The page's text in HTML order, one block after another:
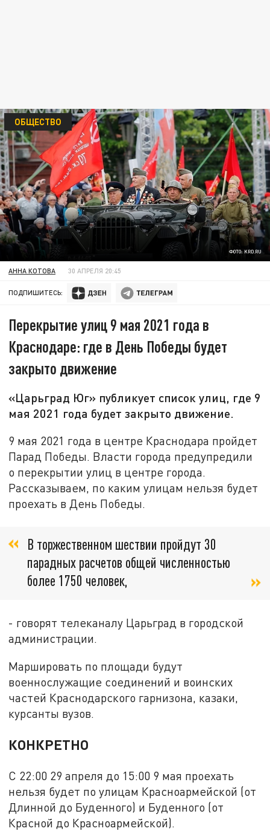
ФОТО: KRD.RU
ОБЩЕСТВО
АННА КОТОВА 30 АПРЕЛЯ 20:45
ПОДПИШИТЕСЬ:
Перекрытие улиц 9 мая 2021 года в
Краснодаре: где в День Победы будет
закрыто движение
«Царьград Юг» публикует список улиц, где 9
мая 2021 года будет закрыто движение.
9 мая 2021 года в центре Краснодара пройдет
Парад Победы. Власти города предупредили
о перекрытии улиц в центре города.
Рассказываем, по каким улицам нельзя будет
проехать в День Победы.
В торжественном шествии пройдут 30
парадных расчетов общей численностью
более 1750 человек,
- говорят телеканалу Царьград в городской
администрации.
Маршировать по площади будут
военнослужащие соединений и воинских
частей Краснодарского гарнизона, казаки,
курсанты вузов.
КОНКРЕТНО
С 22:00 29 апреля до 15:00 9 мая проехать
нельзя будет по улицам Красноармейской (от
Длинной до Буденного) и Буденного (от
Красной до Красноармейской).